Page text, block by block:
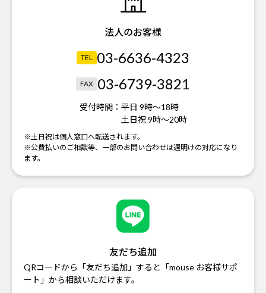
法人のお客様
TEL 03-6636-4323
FAX 03-6739-3821
受付時間： 平日 9時～18時
土日祝 9時～20時
※土日祝は個人窓口へ転送されます。
※公費払いのご相談等、一部のお問い合わせは週明けの対応になり
ます。
友だち追加
QRコードから「友だち追加」すると「mouse お客様サポ
ート」から相談いただけます。